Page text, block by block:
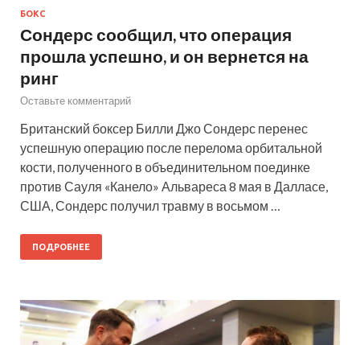
БОКС
Сондерс сообщил, что операция
прошла успешно, и он вернется на
ринг
Оставьте комментарий
Британский боксер Билли Джо Сондерс перенес
успешную операцию после перелома орбитальной
кости, полученного в объединительном поединке
против Сауля «Канело» Альвареса 8 мая в Далласе,
США, Сондерс получил травму в восьмом …
ПОДРОБНЕЕ